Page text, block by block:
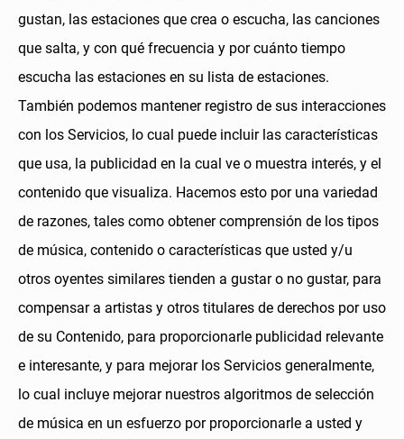
gustan, las estaciones que crea o escucha, las canciones
que salta, y con qué frecuencia y por cuánto tiempo
escucha las estaciones en su lista de estaciones.
También podemos mantener registro de sus interacciones
con los Servicios, lo cual puede incluir las características
que usa, la publicidad en la cual ve o muestra interés, y el
contenido que visualiza. Hacemos esto por una variedad
de razones, tales como obtener comprensión de los tipos
de música, contenido o características que usted y/u
otros oyentes similares tienden a gustar o no gustar, para
compensar a artistas y otros titulares de derechos por uso
de su Contenido, para proporcionarle publicidad relevante
e interesante, y para mejorar los Servicios generalmente,
lo cual incluye mejorar nuestros algoritmos de selección
de música en un esfuerzo por proporcionarle a usted y